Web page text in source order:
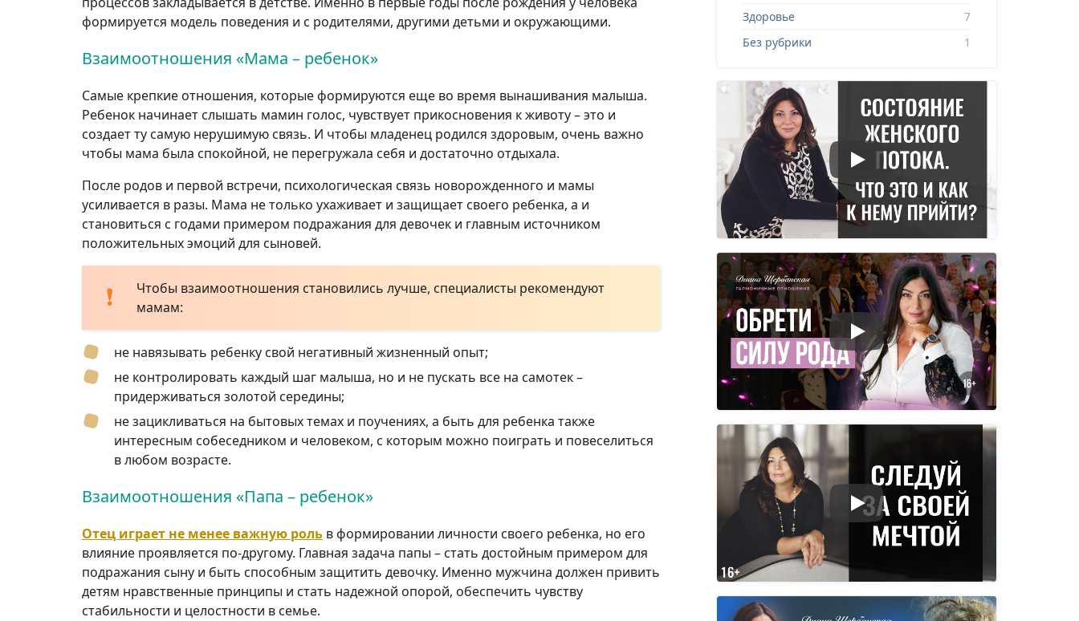
формируется модель поведения и с родителями, другими детьми и окружающими.
Взаимоотношения «Мама – ребенок»
Самые крепкие отношения, которые формируются еще во время вынашивания малыша.
Ребенок начинает слышать мамин голос, чувствует прикосновения к животу – это и
создает ту самую нерушимую связь. И чтобы младенец родился здоровым, очень важно
чтобы мама была спокойной, не перегружала себя и достаточно отдыхала.
После родов и первой встречи, психологическая связь новорожденного и мамы
усиливается в разы. Мама не только ухаживает и защищает своего ребенка, а и
становиться с годами примером подражания для девочек и главным источником
положительных эмоций для сыновей.
Чтобы взаимоотношения становились лучше, специалисты рекомендуют
мамам:
не навязывать ребенку свой негативный жизненный опыт;
не контролировать каждый шаг малыша, но и не пускать все на самотек –
придерживаться золотой середины;
не зацикливаться на бытовых темах и поучениях, а быть для ребенка также
интересным собеседником и человеком, с которым можно поиграть и повеселиться
в любом возрасте.
Взаимоотношения «Папа – ребенок»
Отец играет не менее важную роль в формировании личности своего ребенка, но его
влияние проявляется по-другому. Главная задача папы – стать достойным примером для
подражания сыну и быть способным защитить девочку. Именно мужчина должен привить
детям нравственные принципы и стать надежной опорой, обеспечить чувству
стабильности и целостности в семье.
Здоровье
7
Без рубрики
1